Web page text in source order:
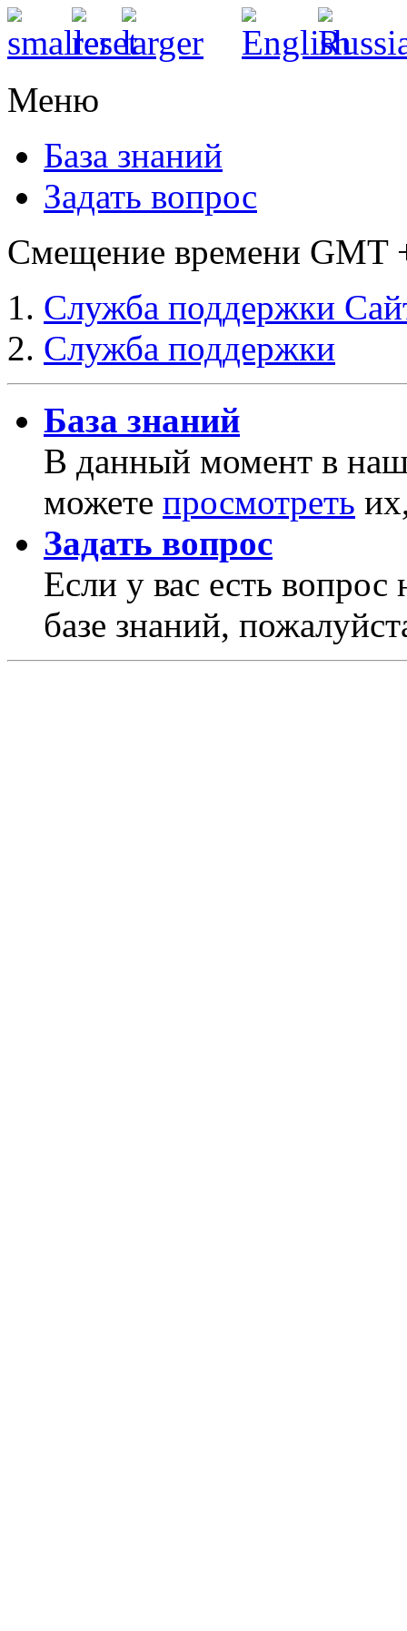
Меню
База знаний
Задать вопрос
Смещение времени GMT
Служба поддержки
Служба поддержки
База знаний
В данный момент в
можете просмотреть
Задать вопрос
Если у вас есть
базе знаний,